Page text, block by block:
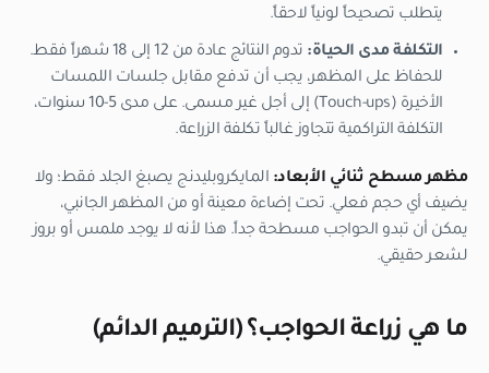
يتطلب تصحيحاً لونياً لاحقاً.
التكلفة مدى الحياة:
تدوم النتائج عادة من 12 إلى 18 شهراً فقط.
للحفاظ على المظهر، يجب أن تدفع مقابل جلسات اللمسات
الأخيرة (Touch-ups) إلى أجل غير مسمى. على مدى 5-10 سنوات،
التكلفة التراكمية تتجاوز غالباً تكلفة الزراعة.
مظهر مسطح ثنائي الأبعاد: المايكروبليدنج يصبغ الجلد فقط؛ ولا
يضيف أي حجم فعلي. تحت إضاءة معينة أو من المظهر الجانبي،
يمكن أن تبدو الحواجب مسطحة جداً. هذا لأنه لا يوجد ملمس أو بروز
لشعر حقيقي.
ما هي زراعة الحواجب؟ (الترميم الدائم)